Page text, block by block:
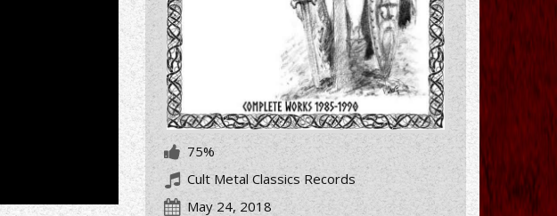
75%
Cult Metal Classics Records
May 24, 2018